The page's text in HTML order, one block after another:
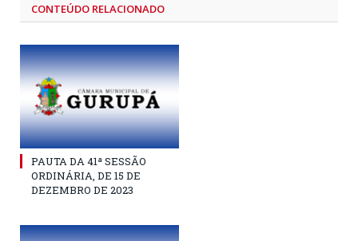
CONTEÚDO RELACIONADO
PAUTA DA 41ª SESSÃO
ORDINÁRIA, DE 15 DE
DEZEMBRO DE 2023